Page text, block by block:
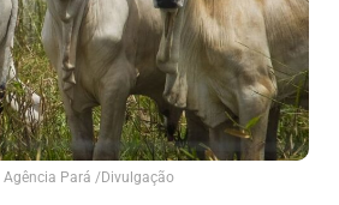
Agência Pará /Divulgação